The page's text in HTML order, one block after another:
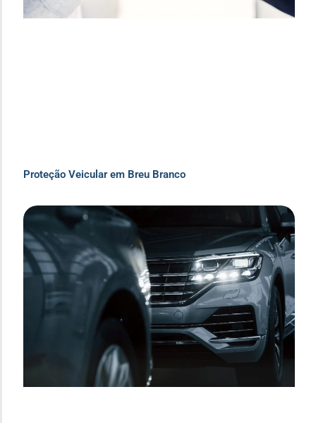
Proteção Veicular em Breu Branco